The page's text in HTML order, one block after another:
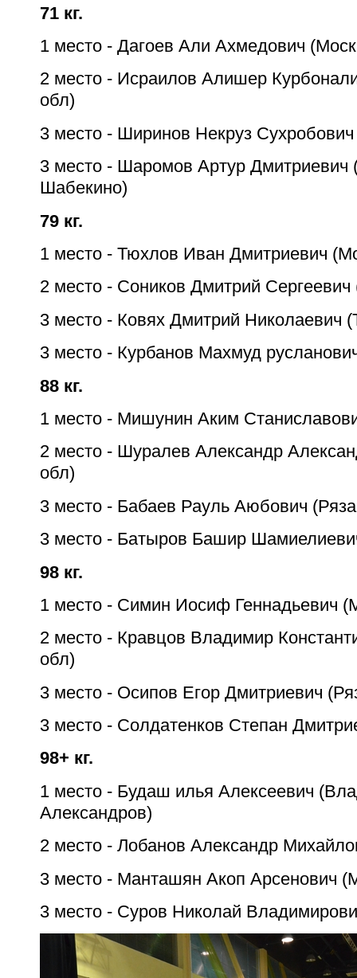
71 кг.
1 место - Дагоев Али Ахмедович
2 место - Исраилов Алишер
обл)
3 место - Ширинов Некруз Сухробович
3 место - Шаромов Артур Дмитриевич
Шабекино)
79 кг.
1 место - Тюхлов Иван Дмитриевич
2 место - Соников Дмитрий Сергеевич
3 место - Ковях Дмитрий Николаевич
3 место - Курбанов Махмуд
88 кг.
1 место - Мишунин Аким
2 место - Шуралев Александр
обл)
3 место - Бабаев Рауль Аюбович
3 место - Батыров Башир
98 кг.
1 место - Симин Иосиф Геннадьевич
2 место - Кравцов Владимир
обл)
3 место - Осипов Егор Дмитриевич
3 место - Солдатенков Степан
98+ кг.
1 место - Будаш илья Алексеевич
Александров)
2 место - Лобанов Александр
3 место - Манташян Акоп Арсенович
3 место - Суров Николай